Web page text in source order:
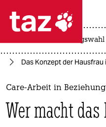
 taz
taz zahl
themen
politik
Das Konzept der
Care-Arbeit in
Wer macht das